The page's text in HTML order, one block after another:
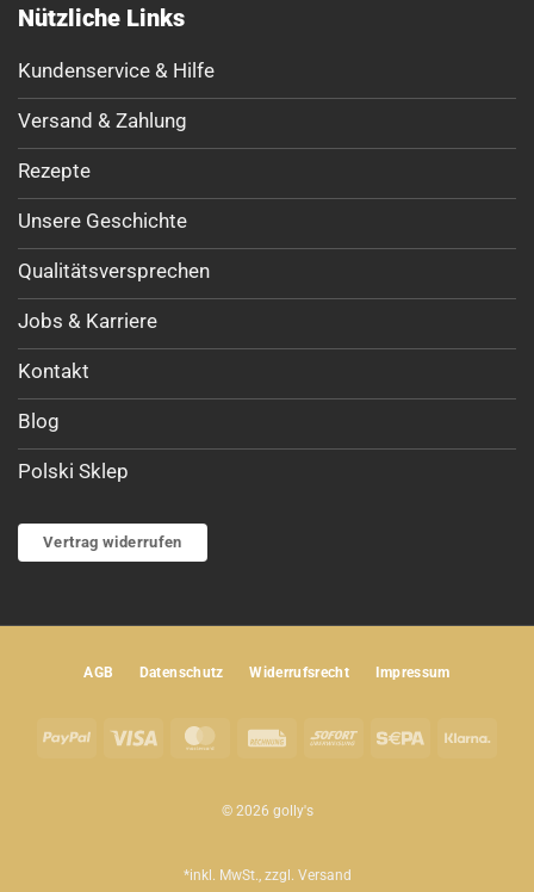
Nützliche Links
Kundenservice & Hilfe
Versand & Zahlung
Rezepte
Unsere Geschichte
Qualitätsversprechen
Jobs & Karriere
Kontakt
Blog
Polski Sklep
Vertrag widerrufen
AGB Datenschutz Widerrufsrecht Impressum
PayPal Visa MasterCardRechungSofort Sepa
© 2026 golly's
*inkl. MwSt., zzgl. Versand